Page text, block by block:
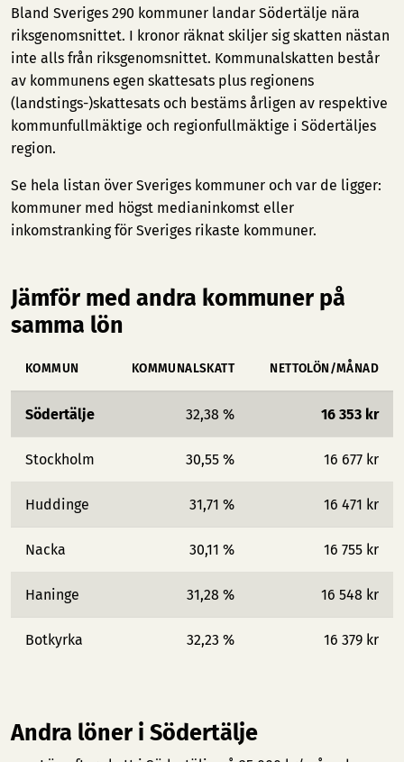
Bland Sveriges 290 kommuner landar Södertälje nära
riksgenomsnittet. I kronor räknat skiljer sig skatten nästan
inte alls från riksgenomsnittet. Kommunalskatten består
av kommunens egen skattesats plus regionens
(landstings-)skattesats och bestäms årligen av respektive
kommunfullmäktige och regionfullmäktige i Södertäljes
region.
Se hela listan över Sveriges kommuner och var de ligger:
kommuner med högst medianinkomst eller
inkomstranking för Sveriges rikaste kommuner.
Jämför med andra kommuner på
samma lön
KOMMUN KOMMUNALSKATT NETTOLÖN/MÅNAD
Södertälje 32,38 % 16 353 kr
Stockholm 30,55 % 16 677 kr
Huddinge 31,71 % 16 471 kr
Nacka 30,11 % 16 755 kr
Haninge 31,28 % 16 548 kr
Botkyrka 32,23 % 16 379 kr
Andra löner i Södertälje